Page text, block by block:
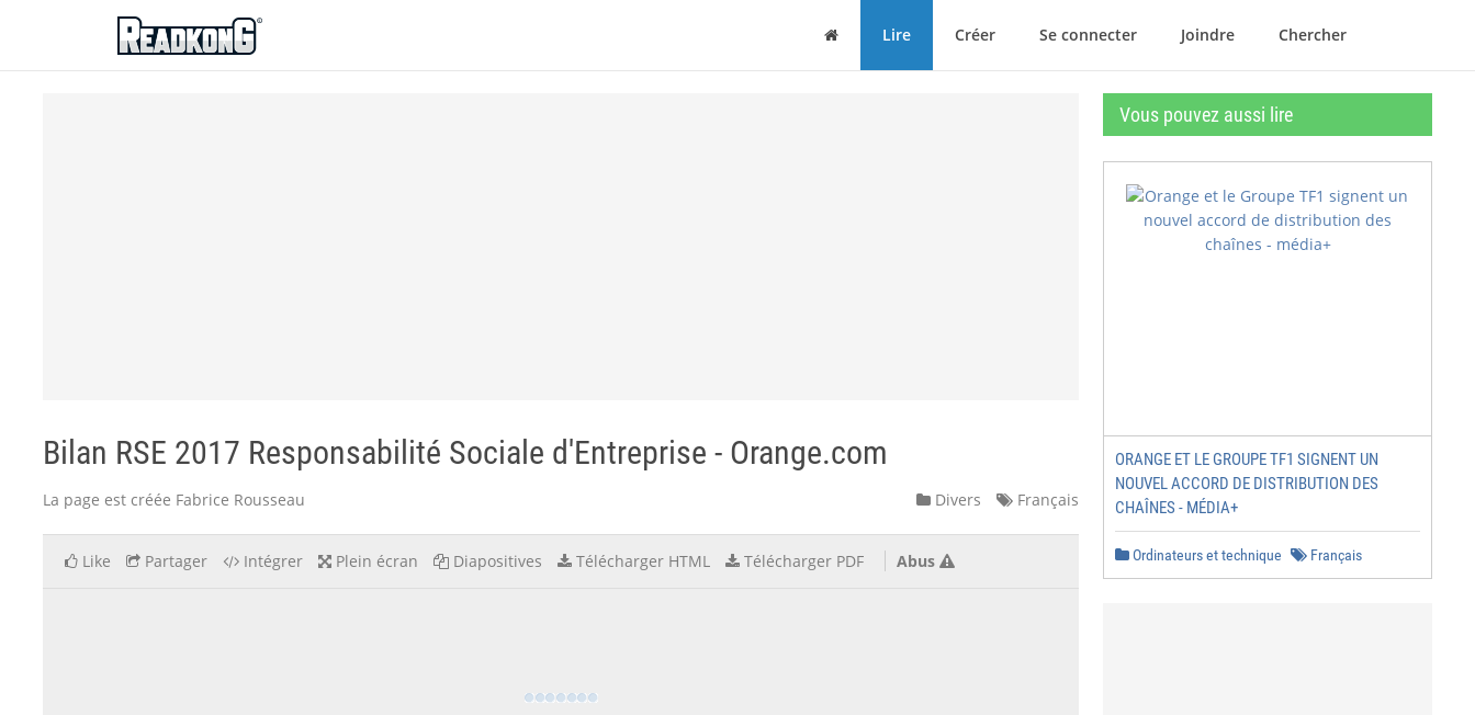
ReadkonG
MaisonLire Créer Se connecter Joindre Chercher
Bilan RSE 2017 Responsabilité Sociale d'Entreprise - Orange.com
La page est créée Fabrice Rousseau Divers Français
Like Partager Intégrer Plein écran Diapositives Télécharger HTML Télécharger PDF Abus
Vous pouvez aussi lire
ORANGE ET LE GROUPE TF1 SIGNENT UN
NOUVEL ACCORD DE DISTRIBUTION DES
CHAÎNES - MÉDIA+
Ordinateurs et technique Français